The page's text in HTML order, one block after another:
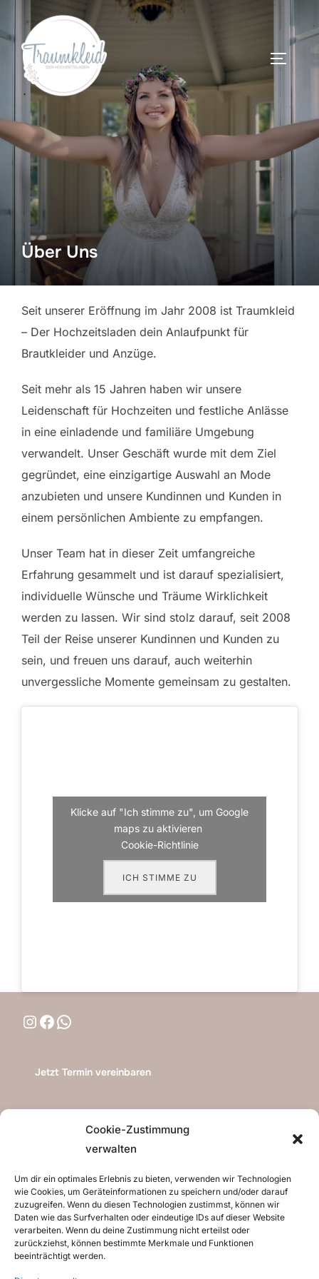
Cookie-Zustimmung
verwalten
Um dir ein optimales Erlebnis zu bieten, verwenden wir Technologien
wie Cookies, um Geräteinformationen zu speichern und/oder darauf
zuzugreifen. Wenn du diesen Technologien zustimmst, können wir
Daten wie das Surfverhalten oder eindeutige IDs auf dieser Website
verarbeiten. Wenn du deine Zustimmung nicht erteilst oder
zurückziehst, können bestimmte Merkmale und Funktionen
beeinträchtigt werden.
springen
Über Uns
Seit unserer Eröffnung im Jahr 2008 ist Traumkleid
– Der Hochzeitsladen dein Anlaufpunkt für
Brautkleider und Anzüge.
Seit mehr als 15 Jahren haben wir unsere
Leidenschaft für Hochzeiten und festliche Anlässe
in eine einladende und familiäre Umgebung
verwandelt. Unser Geschäft wurde mit dem Ziel
gegründet, eine einzigartige Auswahl an Mode
anzubieten und unsere Kundinnen und Kunden in
einem persönlichen Ambiente zu empfangen.
Unser Team hat in dieser Zeit umfangreiche
Erfahrung gesammelt und ist darauf spezialisiert,
individuelle Wünsche und Träume Wirklichkeit
werden zu lassen. Wir sind stolz darauf, seit 2008
Teil der Reise unserer Kundinnen und Kunden zu
sein, und freuen uns darauf, auch weiterhin
unvergessliche Momente gemeinsam zu gestalten.
Klicke auf "Ich stimme zu", um Google
maps zu aktivieren
Cookie-Richtlinie
ICH STIMME ZU
Instagram
Facebook
WhatsApp
Jetzt Termin vereinbaren
Termin buchen
Impressum
Datenschutzerklärung (EU)
Cookie-Richtlinie (EU)
Haftungsausschluss
Shop